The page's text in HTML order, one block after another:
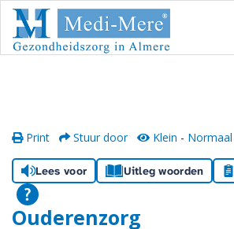
Print Stuur door Klein - Normaal
Lees voor Uitleg woorden
Ouderenzorg